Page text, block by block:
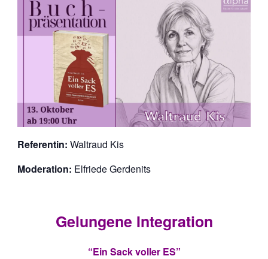
Referentin: Waltraud Kis
Moderation: Elfriede Gerdenits
Gelungene Integration
“Ein Sack voller ES”